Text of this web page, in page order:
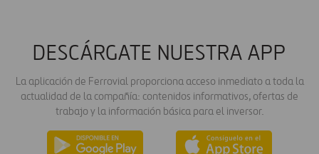
DESCÁRGATE NUESTRA APP
La aplicación de Ferrovial proporciona acceso inmediato a toda la
actualidad de la compañía: contenidos informativos, ofertas de
trabajo y la información básica para el inversor.